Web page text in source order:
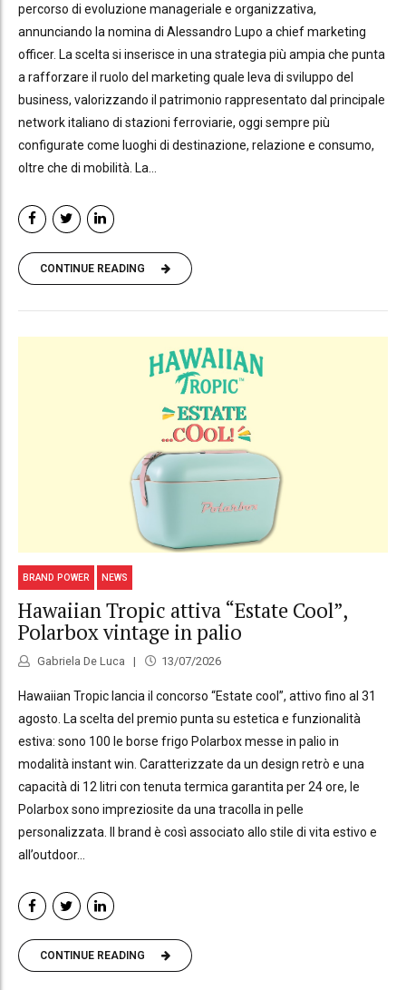
percorso di evoluzione manageriale e organizzativa,
annunciando la nomina di Alessandro Lupo a chief marketing
officer. La scelta si inserisce in una strategia più ampia che punta
a rafforzare il ruolo del marketing quale leva di sviluppo del
business, valorizzando il patrimonio rappresentato dal principale
network italiano di stazioni ferroviarie, oggi sempre più
configurate come luoghi di destinazione, relazione e consumo,
oltre che di mobilità. La...
CONTINUE READING
BRAND POWER NEWS
Hawaiian Tropic attiva “Estate Cool”,
Polarbox vintage in palio
Gabriela De Luca 13/07/2026
Hawaiian Tropic lancia il concorso “Estate cool”, attivo fino al 31
agosto. La scelta del premio punta su estetica e funzionalità
estiva: sono 100 le borse frigo Polarbox messe in palio in
modalità instant win. Caratterizzate da un design retrò e una
capacità di 12 litri con tenuta termica garantita per 24 ore, le
Polarbox sono impreziosite da una tracolla in pelle
personalizzata. Il brand è così associato allo stile di vita estivo e
all’outdoor...
CONTINUE READING